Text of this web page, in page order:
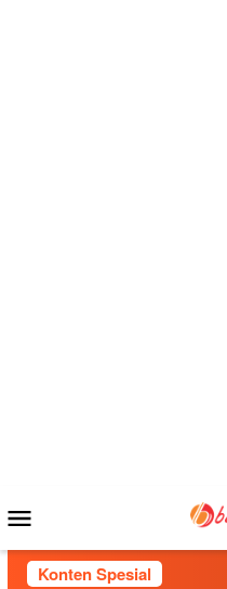
Mobile
Konten Spesial